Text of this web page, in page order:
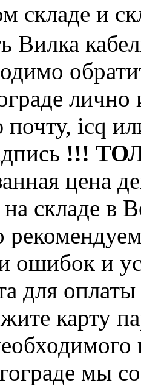
складе и
Вилка
лично
почту, icq
!!!
цена
складе в
ошибок и
для
карту
мы